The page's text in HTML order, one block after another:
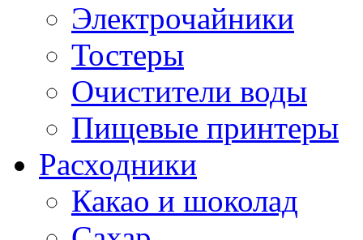
Электрочайники
Тостеры
Очистители воды
Пищевые принтеры
Расходники
Какао и шоколад